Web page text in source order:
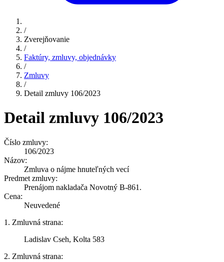
/
Zverejňovanie
/
Faktúry, zmluvy, objednávky
/
Zmluvy
/
Detail zmluvy 106/2023
Detail zmluvy 106/2023
Číslo zmluvy:
106/2023
Názov:
Zmluva o nájme hnuteľných vecí
Predmet zmluvy:
Prenájom nakladača Novotný B-861.
Cena:
Neuvedené
1. Zmluvná strana:
Ladislav Cseh, Kolta 583
2. Zmluvná strana: